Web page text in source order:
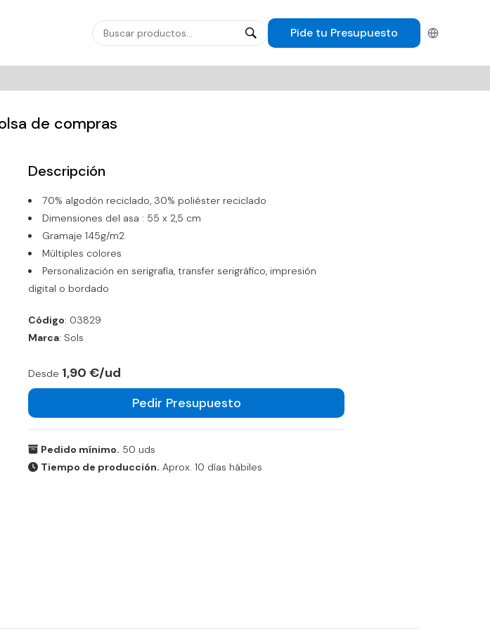
Pide tu Presupuesto Español
de compras
Descripción
70% algodón reciclado, 30% poliéster reciclado
Dimensiones del asa : 55 x 2,5 cm
Gramaje 145g/m2
Múltiples colores
Personalización en serigrafía, transfer serigráfico, impresión
digital o bordado
Código: 03829
Marca: Sols
Desde 1,90 €/ud
Pedir Presupuesto
Pedido mínimo. 50 uds
Tiempo de producción. Aprox. 10 días hábiles